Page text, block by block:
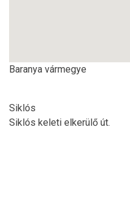
Baranya vármegye
Siklós
Siklós keleti elkerülő út.